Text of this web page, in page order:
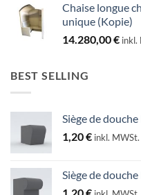
Chaise longue
unique (Kopie)
14.280,00€ inkl.
BEST SELLING
Siège de douche
1,20€ inkl. MWSt.
Siège de douche